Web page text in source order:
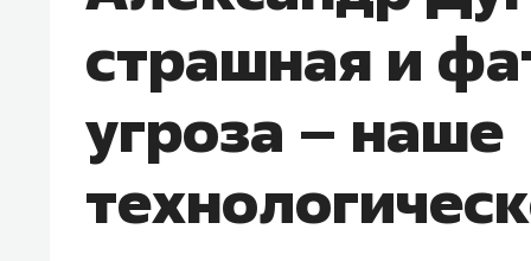
страшная и
угроза – наше
«Не зная местных
потерять минимум
Как бизнесу выйти на зарубежные